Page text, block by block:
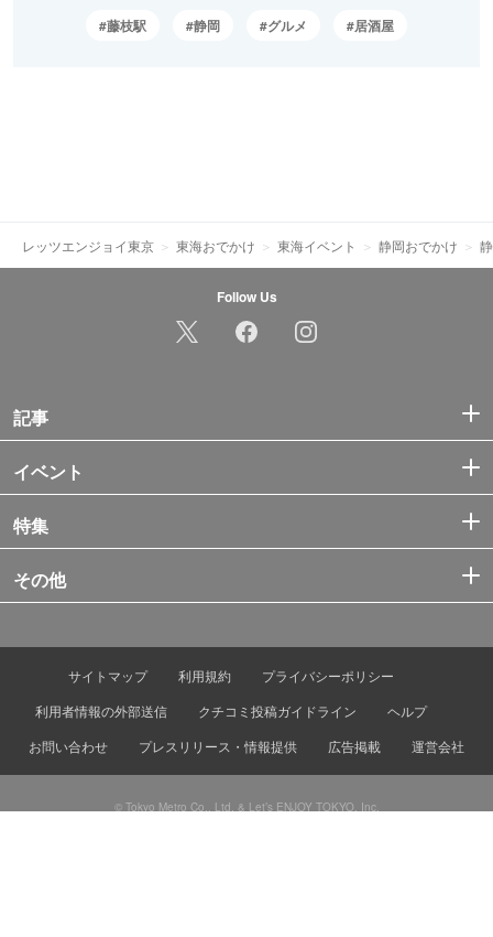
藤枝駅 静岡 グルメ 居酒屋
レッツエンジョイ東京 東海おでかけ 東海イベント 静岡おでかけ
Follow Us
記事
イベント
特集
その他
サイトマップ 利用規約
プライバシーポリシー
利用者情報の外部送信
クチコミ投稿ガイドライン
ヘルプ
お問い合わせ
プレスリリース・情報提供 広告掲載 運営会社
© Tokyo Metro Co., Ltd. & Let’s ENJOY TOKYO, Inc.